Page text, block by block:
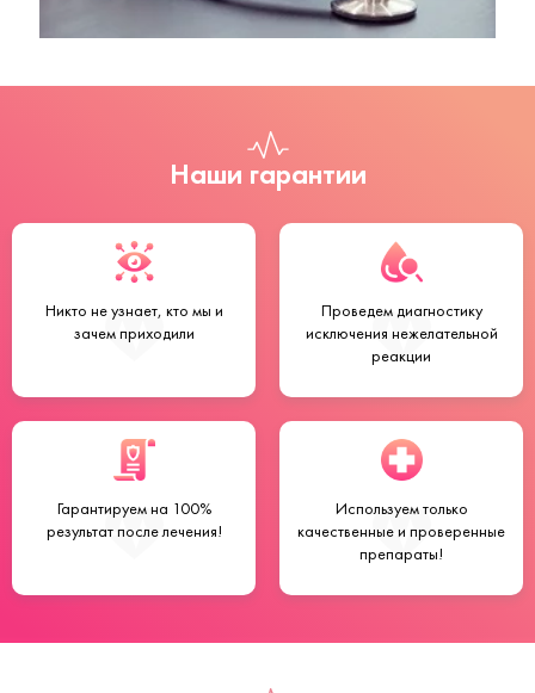
Наши гарантии
Никто не узнает, кто мы и
зачем приходили
Проведемдиагностику
исключения нежелательной
реакции
Гарантируем на 100%
результат после лечения!
Используем только
качественныеи проверенные
препараты!